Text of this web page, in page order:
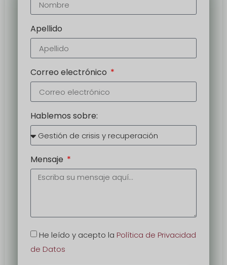
Apellido
Correo electrónico
Hablemos sobre:
Mensaje
He leído y acepto la Política de Privacidad
de Datos